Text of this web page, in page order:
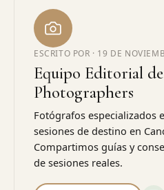
ESCRITO POR · 19 DE
Equipo Editorial
Photographers
Fotógrafos especializados
sesiones de destino en
Compartimos guías y
de sesiones reales.